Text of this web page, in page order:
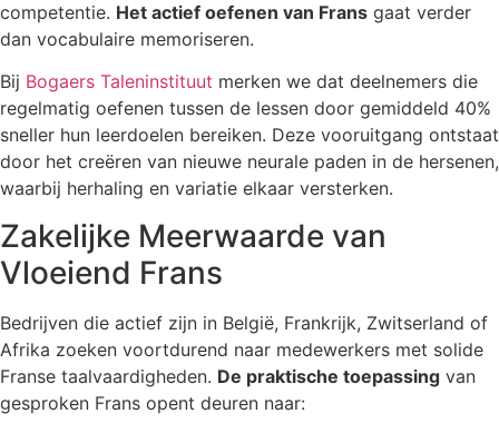
competentie. Het actief oefenen van Frans gaat verder
dan vocabulaire memoriseren.
Bij Bogaers Taleninstituut merken we dat deelnemers die
regelmatig oefenen tussen de lessen door gemiddeld 40%
sneller hun leerdoelen bereiken. Deze vooruitgang ontstaat
door het creëren van nieuwe neurale paden in de hersenen,
waarbij herhaling en variatie elkaar versterken.
Zakelijke Meerwaarde van
Vloeiend Frans
Bedrijven die actief zijn in België, Frankrijk, Zwitserland of
Afrika zoeken voortdurend naar medewerkers met solide
Franse taalvaardigheden. De praktische toepassing van
gesproken Frans opent deuren naar: